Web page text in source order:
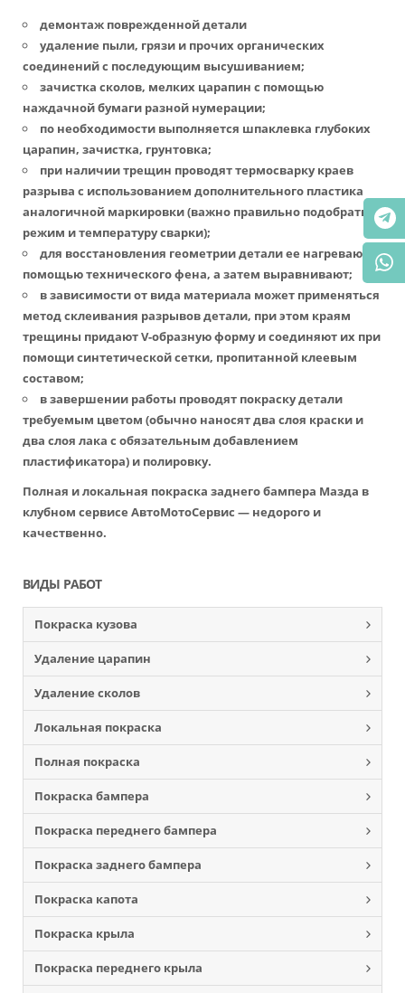
демонтаж поврежденной детали
удаление пыли, грязи и прочих органических
соединений с последующим высушиванием;
зачистка сколов, мелких царапин с помощью
наждачной бумаги разной нумерации;
по необходимости выполняется шпаклевка глубоких
царапин, зачистка, грунтовка;
при наличии трещин проводят термосварку краев
разрыва с использованием дополнительного пластика
аналогичной маркировки (важно правильно подобрать
режим и температуру сварки);
для восстановления геометрии детали ее нагревают с
помощью технического фена, а затем выравнивают;
в зависимости от вида материала может применяться
метод склеивания разрывов детали, при этом краям
трещины придают V-образную форму и соединяют их при
помощи синтетической сетки, пропитанной клеевым
составом;
в завершении работы проводят покраску детали
требуемым цветом (обычно наносят два слоя краски и
два слоя лака с обязательным добавлением
пластификатора) и полировку.
Полная и локальная покраска заднего бампера Мазда в
клубном сервисе АвтоМотоСервис — недорого и
качественно.
ВИДЫ РАБОТ
Покраска кузова
Удаление царапин
Удаление сколов
Локальная покраска
Полная покраска
Покраска бампера
Покраска переднего бампера
Покраска заднего бампера
Покраска капота
Покраска крыла
Покраска переднего крыла